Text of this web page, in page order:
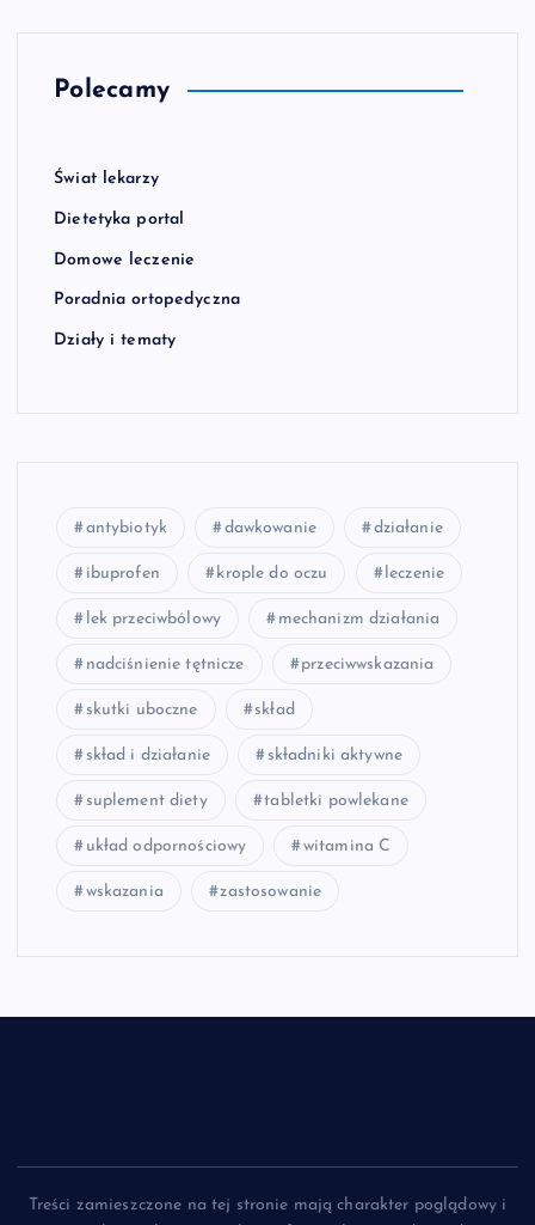
Polecamy
Świat lekarzy
Dietetyka portal
Domowe leczenie
Poradnia ortopedyczna
Działy i tematy
antybiotyk dawkowanie działanie
ibuprofen krople do oczu leczenie
lek przeciwbólowy mechanizm działania
nadciśnienie tętnicze przeciwwskazania
skutki uboczne skład
skład i działanie składniki aktywne
suplement diety tabletki powlekane
układ odpornościowy witamina C
wskazania zastosowanie
Treści zamieszczone na tej stronie mają charakter poglądowy i